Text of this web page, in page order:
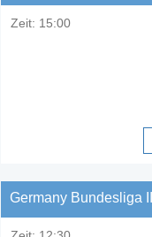
Zeit: 15:00
Germany Bundesliga II